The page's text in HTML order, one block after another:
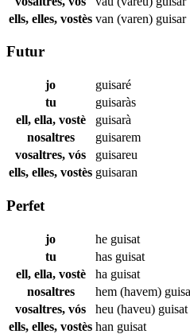
ells, elles, vostès van (varen) guisar
Futur
jo
guisaré
tu
guisaràs
ell, ella, vostè
guisarà
nosaltres
guisarem
vosaltres, vós
guisareu
ells, elles, vostès guisaran
Perfet
jo he guisat
tu
has guisat
ell, ella, vostè
ha guisat
nosaltres
hem (havem)
vosaltres, vós
heu (haveu) guisat
ells, elles, vostès han guisat